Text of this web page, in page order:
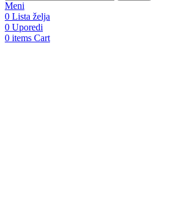
Meni
0 Lista želja
0 Uporedi
0 items Cart